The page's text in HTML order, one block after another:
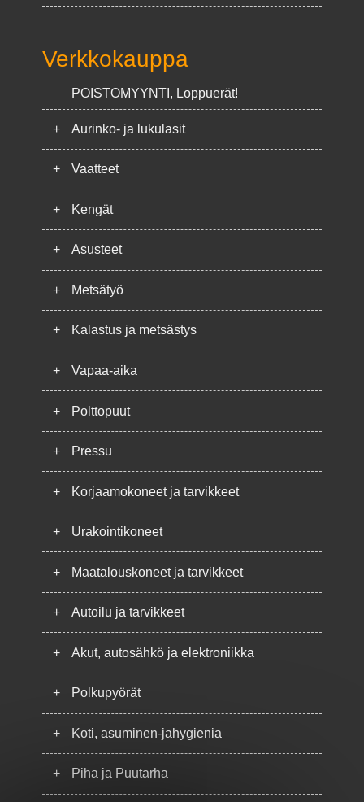
Verkkokauppa
POISTOMYYNTI, Loppuerät!
+ Aurinko- ja lukulasit
+ Vaatteet
+ Kengät
+ Asusteet
+ Metsätyö
+ Kalastus ja metsästys
+ Vapaa-aika
+ Polttopuut
+ Pressu
+ Korjaamokoneet ja tarvikkeet
+ Urakointikoneet
+ Maatalouskoneet ja tarvikkeet
+ Autoilu ja tarvikkeet
+ Akut, autosähkö ja elektroniikka
+ Polkupyörät
+ Koti, asuminen-jahygienia
+ Piha ja Puutarha